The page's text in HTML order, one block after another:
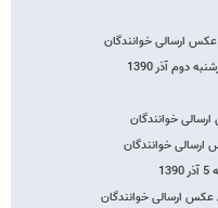
عکس ارسالی خوانندگان
دوم آذر 1390
خوانندگان
خوانندگان
ارسالی خوانندگان